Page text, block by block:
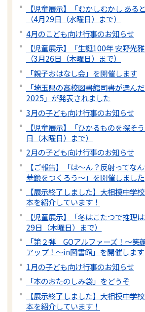
【児童展示】「むかしむかし ある
（4月29日（水曜日）まで）
4月のこども向け行事のお知らせ
【児童展示】「生誕100年 安野光
（3月26日（木曜日）まで）
「親子おはなし会」を開催します
「埼玉県の高校図書館司書が選ん
2025」が発表されました
3月の子ども向け行事のお知らせ
【児童展示】「ひかるものを探そ
日（木曜日）まで）
2月の子ども向け行事のお知らせ
【ご報告】「は～ん？反射ってな
華鏡をつくろう～」を開催しました
【展示終了しました】大相模中学
本を紹介しています！
【児童展示】「冬はこたつで推理
29日（木曜日）まで）
「第２弾 GOアルファーズ！～笑
アップ！～in図書館」を開催します
1月の子ども向け行事のお知らせ
「本のおたのしみ袋」をどうぞ
【展示終了しました】大相模中学
本を紹介しています！